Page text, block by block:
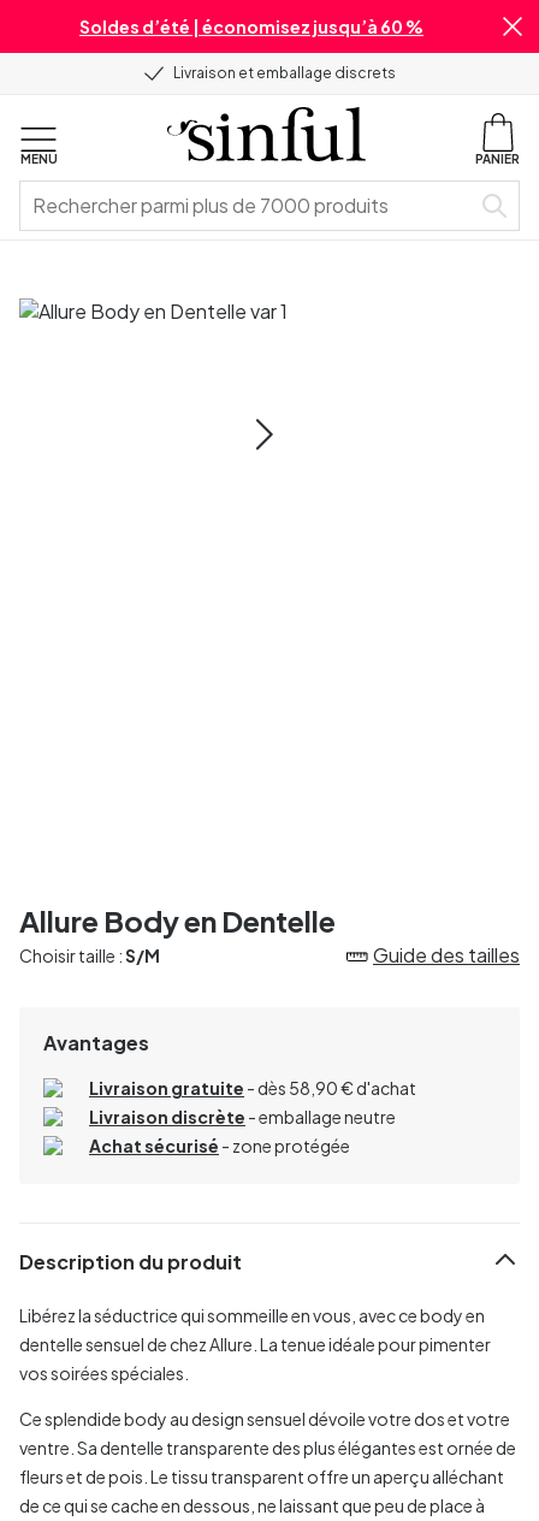
Soldes d’été | économisez jusqu’à 60 %
Livraison et emballage discrets
MENU PANIER
Allure Body en Dentelle
Choisir taille :S/M Guide des tailles
Avantages
Livraison gratuite - dès 58,90 € d'achat
Livraison discrète - emballage neutre
Achat sécurisé - zone protégée
Description du produit
Libérez la séductrice qui sommeille en vous, avec ce body en
dentelle sensuel de chez Allure. La tenue idéale pour pimenter
vos soirées spéciales.
Ce splendide body au design sensuel dévoile votre dos et votre
ventre. Sa dentelle transparente des plus élégantes est ornée de
fleurs et de pois. Le tissu transparent offre un aperçu alléchant
de ce qui se cache en dessous, ne laissant que peu de place à